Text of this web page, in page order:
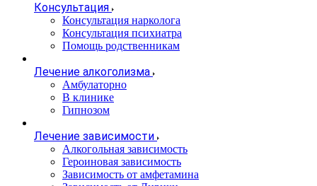
Консультация
Консультация нарколога
Консультация психиатра
Помощь родственникам
Лечение алкоголизма
Амбулаторно
В клинике
Гипнозом
Лечение зависимости
Алкогольная зависимость
Героиновая зависимость
Зависимость от амфетамина